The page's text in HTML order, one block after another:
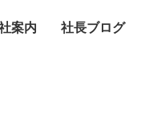
案内 社長ブログ